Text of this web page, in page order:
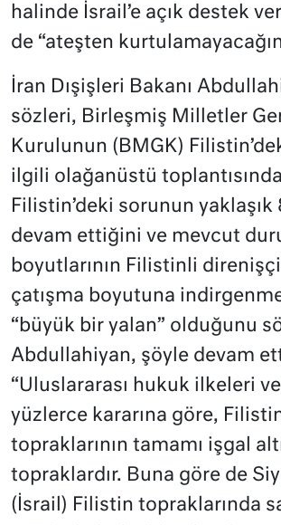
halinde İsrail’e açık destek
de “ateşten
İran Dışişleri Bakanı
sözleri, Birleşmiş Milletler
Kurulunun (BMGK)
ilgili olağanüstü
Filistin’deki sorunun yaklaşık
devam ettiğini ve mevcut
boyutlarının Filistinli
çatışma boyutuna
“büyük bir yalan” olduğunu
Abdullahiyan, şöyle devam
“Uluslararası hukuk ilkeleri
yüzlerce kararına göre,
topraklarının tamamı işgal
topraklardır. Buna göre de
(İsrail) Filistin topraklarında